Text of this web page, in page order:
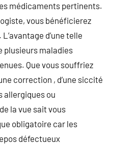
médicaments pertinents.
vous bénéficierez
d’une telle
plusieurs maladies
Que vous souffriez
correction , d’une siccité
allergiques ou
la vue sait vous
obligatoire car les
défectueux